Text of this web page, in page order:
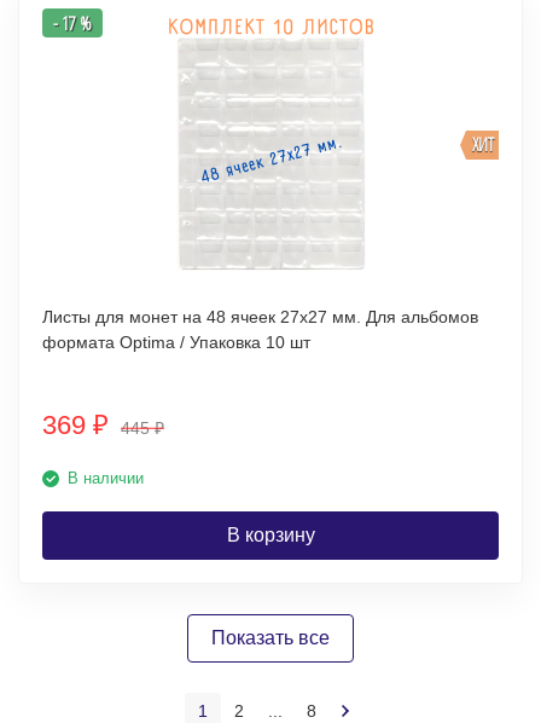
ХИТ
- 17 %
Листы для монет на 48 ячеек 27х27 мм. Для альбомов
формата Optima / Упаковка 10 шт
369 ₽ 445₽
В наличии
В корзину
Показать все
1 2 8